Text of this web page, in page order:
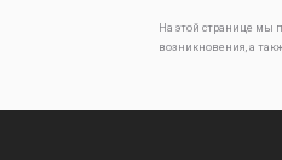
На этой странице мы
возникновения, а